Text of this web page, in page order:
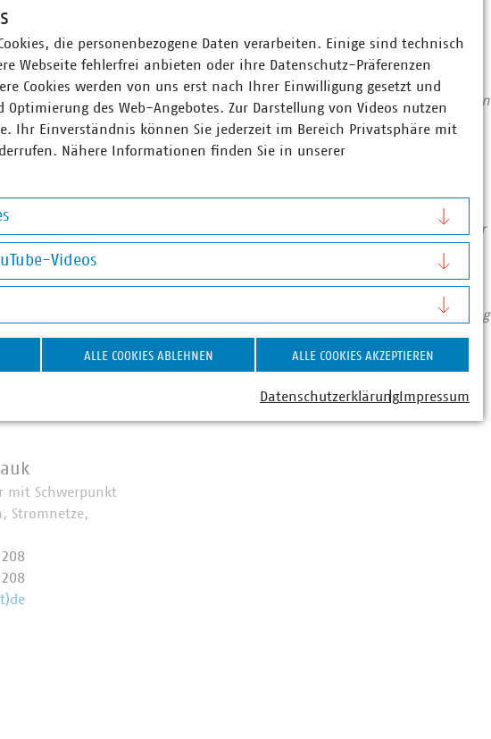
e. V. (VKU) vertritt über 1.500 Stadtwerke und
in den Bereichen Energie, Wasser/Abwasser, Abfallwirtschaft
293.000 Beschäftigten wurden 2020 Umsatzerlöse von 123 Milliarden
16 Milliarden Euro investiert. Im Endkundensegment haben die VKU-
Marktanteile in zentralen Ver- und Entsorgungsbereichen: Strom 66
88 Prozent, Trinkwasser 89 Prozent, Abwasser 45 Prozent. Die
jeden Tag 31.500 Tonnen Abfall und hat seit 1990 rund 76 Prozent
– damit ist sie der Hidden Champion des Klimaschutzes. Immer mehr
sich im Breitbandausbau: 206 Unternehmen investieren pro Jahr über
80 Prozent der kommunalen Unternehmen den
für Antennen an ihr Glasfasernetz anbieten.
Zahlen Daten Fakten
– denn nichts geschieht, wenn es nicht vor Ort passiert: Unser Beitrag
Unsere Positionen:
www.vku.de
mit Schwerpunkt
Stromnetze,
die personenbezogene Daten verarbeiten. Einige sind technisch
Webseite fehlerfrei anbieten oder ihre Datenschutz-Präferenzen
Cookies werden von uns erst nach Ihrer Einwilligung gesetzt und
des Web-Angebotes. Zur Darstellung von Videos nutzen
Ihr Einverständnis können Sie jederzeit im Bereich Privatsphäre mit
Nähere Informationen finden Sie in unserer
Videos
Videos
ALLE COOKIES ABLEHNEN ALLE COOKIES AKZEPTIEREN
Datenschutzerklärung Impressum